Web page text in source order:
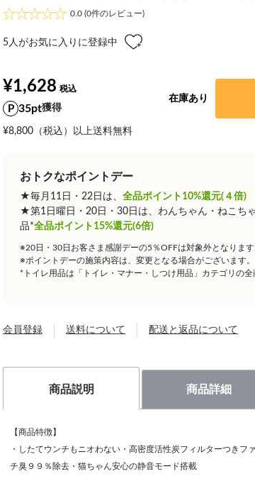
0.0 (0件のレビュー)
5人がお気に入りに登録中
¥1,628
35pt獲得
¥8,800（税込）以上送料無料
在庫あり
おトクなポイントデー
★毎月11日・22日は、 全品ポイント10%還元(４倍)
★第1日曜日・20日・30日は、わんちゃん・ねこち
品*全品ポイント15%還元(6倍)
※20日・30日お客さま感謝デーの5％OFFは対象外となります
※ポイントデーの施策内容は、変更となる場合がございます。
*トイレ用品は「トイレ・マナー・しつけ用品」カテゴリの
会員登録 送料について 配送と返品について
商品説明 商品詳細
【商品特徴】
・したてウンチもニオわない・高密度活性炭フィルターつきフ
チ臭９９％除去・猫ちゃん安心の静音モード搭載